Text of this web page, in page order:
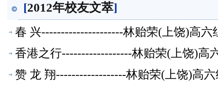
[2012年校友文萃]
春 兴---------------------林贻荣(上饶)高六
香港之行------------------林贻荣(上饶)高
赞 龙 翔------------------林贻荣(上饶)高